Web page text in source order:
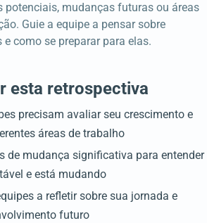
potenciais, mudanças futuras ou áreas
Guie a equipe a pensar sobre
como se preparar para elas.
esta retrospectiva
precisam avaliar seu crescimento e
áreas de trabalho
de mudança significativa para entender
e está mudando
a refletir sobre sua jornada e
futuro